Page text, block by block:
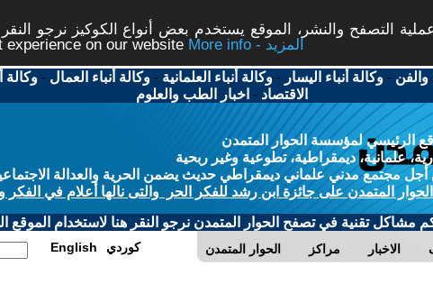
التصفح والنشر، الموقع يستخدم بعض أنواع الكوكيز نرجو
on our website
More info - المزيد
والفن -وكالة أنباء اليسار -وكالة أنباء العلمانية -وكالة أنباء العمال -وكالة
الاقتصاد - اخبار الطب والعلوم
الرئيسي لمؤسسة الحوار المتمدن
علمانية، ديمقراطية، تطوعية وغير ربحية
مجتمع مدني علماني ديمقراطي حديث يضمن الحرية والعدالة
المتمدن على جائزة ابن رشد للفكر الحر والتى نالها أعلام في الفكر
مشاكل تقنية في تصفح الحوار المتمدن نرجو النقر هنا لاستخدام الموقع
الحوار المتمدن مراكز الاخبار English كوردي